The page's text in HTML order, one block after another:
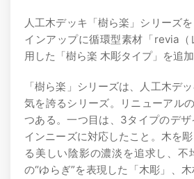
人工木デッキ「樹ら楽」シリーズ
インアップに循環型素材「revia（
用した「樹ら楽 木彫タイプ」を追加
「樹ら楽」シリーズは、人工木デ
気を誇るシリーズ。リニューアル
つある。一つ目は、3タイプのデ
インニーズに対応したこと。木を
る美しい陰影の濃淡を追求し、不
の“ゆらぎ”を表現した「木彫」、